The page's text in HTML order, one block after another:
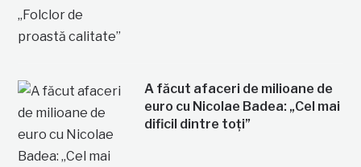
A făcut afaceri de milioane de
euro cu Nicolae Badea: „Cel mai
dificil dintre toți”